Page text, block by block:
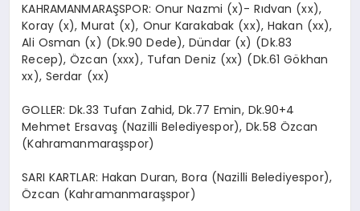
KAHRAMANMARAŞSPOR: Onur Nazmi (x)- Rıdvan (xx),
Koray (x), Murat (x), Onur Karakabak (xx), Hakan (xx),
Ali Osman (x) (Dk.90 Dede), Dündar (x) (Dk.83
Recep), Özcan (xxx), Tufan Deniz (xx) (Dk.61 Gökhan
xx), Serdar (xx)
GOLLER: Dk.33 Tufan Zahid, Dk.77 Emin, Dk.90+4
Mehmet Ersavaş (Nazilli Belediyespor), Dk.58 Özcan
(Kahramanmaraşspor)
SARI KARTLAR: Hakan Duran, Bora (Nazilli Belediyespor),
Özcan (Kahramanmaraşspor)